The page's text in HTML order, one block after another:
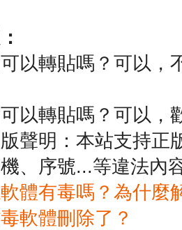
以轉貼嗎？可以，
以轉貼嗎？可以，
聲明：本站支持正
、序號...等違法內
體有毒嗎？為什麼
軟體刪除了？